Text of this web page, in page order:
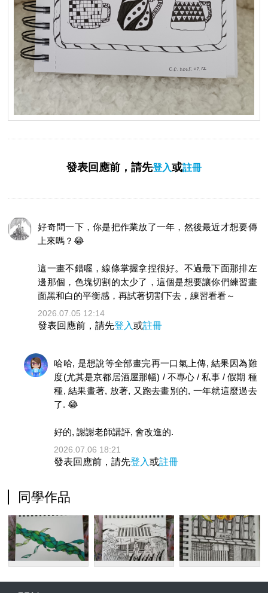
發表回應前，請先登入或註冊
好奇問一下，你是把作業放了一年，然後最近才想要傳
上來嗎？😂
這一畫不錯喔，線條掌握拿捏很好。不過最下面那排左
邊那個，色塊切割的太少了，這個是想要讓你們練習畫
面黑和白的平衡感，再試著切割下去，練習看看～
2026.07.05 12:14
發表回應前，請先登入或註冊
哈哈, 是想說等全部畫完再一口氣上傳, 結果因為難
度(尤其是京都居酒屋那幅) / 不專心 / 私事 / 假期 種
種, 結果畫著, 放著, 又跑去畫別的, 一年就這麼過去
了. 😂
好的, 謝謝老師講評, 會改進的.
2026.07.06 18:21
發表回應前，請先登入或註冊
同學作品